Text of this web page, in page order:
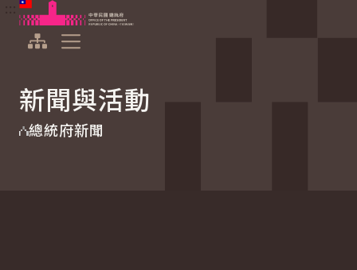
跳到主要內容
中華民國總統府
新聞與活動
總統府新聞